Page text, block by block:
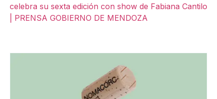
celebra su sexta edición con show de Fabiana Cantilo
| PRENSA GOBIERNO DE MENDOZA